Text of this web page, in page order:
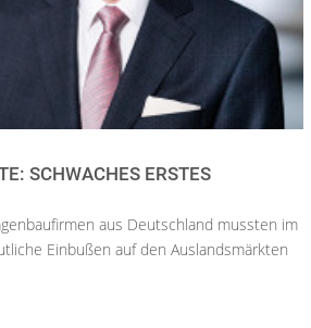
SCHWACHES ERSTES
aus Deutschland mussten im
Einbußen auf den Auslandsmärkten